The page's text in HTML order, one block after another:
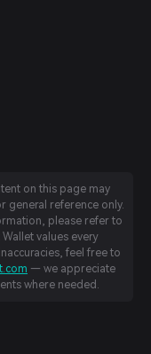
on this page may
general reference only.
please refer to
values every
feel free to
— we appreciate
where needed.